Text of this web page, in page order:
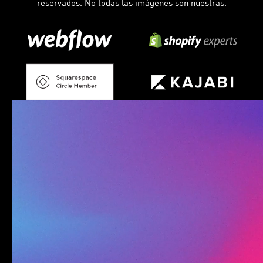
reservados. No todas las imágenes son nuestras.